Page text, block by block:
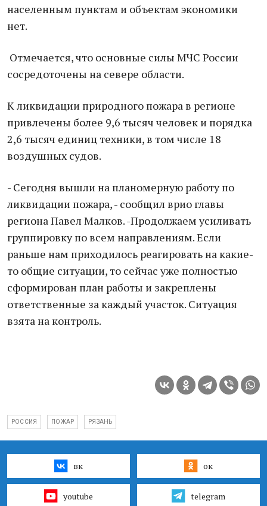
населенным пунктам и объектам экономики
нет.
Отмечается, что основные силы МЧС России
сосредоточены на севере области.
К ликвидации природного пожара в регионе
привлечены более 9,6 тысяч человек и порядка
2,6 тысяч единиц техники, в том числе 18
воздушных судов.
- Сегодня вышли на планомерную работу по
ликвидации пожара, - сообщил врио главы
региона Павел Малков. -Продолжаем усиливать
группировку по всем направлениям. Если
раньше нам приходилось реагировать на какие-
то общие ситуации, то сейчас уже полностью
сформирован план работы и закреплены
ответственные за каждый участок. Ситуация
взята на контроль.
РОССИЯ ПОЖАР РЯЗАНЬ
вк ок
youtube telegram